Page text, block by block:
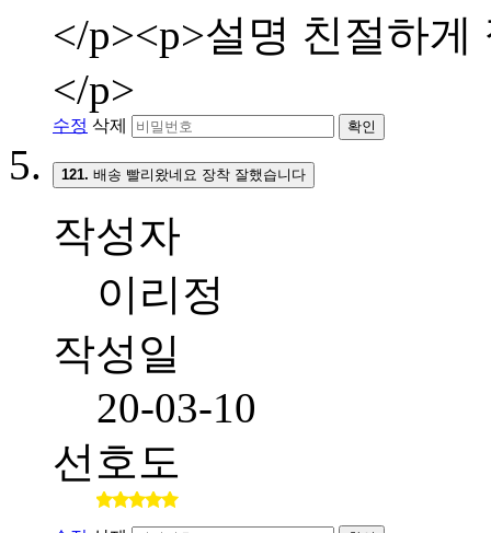
</p><p>설명 친절하
</p>
수정 삭제 확인
121. 배송 빨리왔네요 장착 잘했습니다
작성자
이리정
작성일
20-03-10
선호도